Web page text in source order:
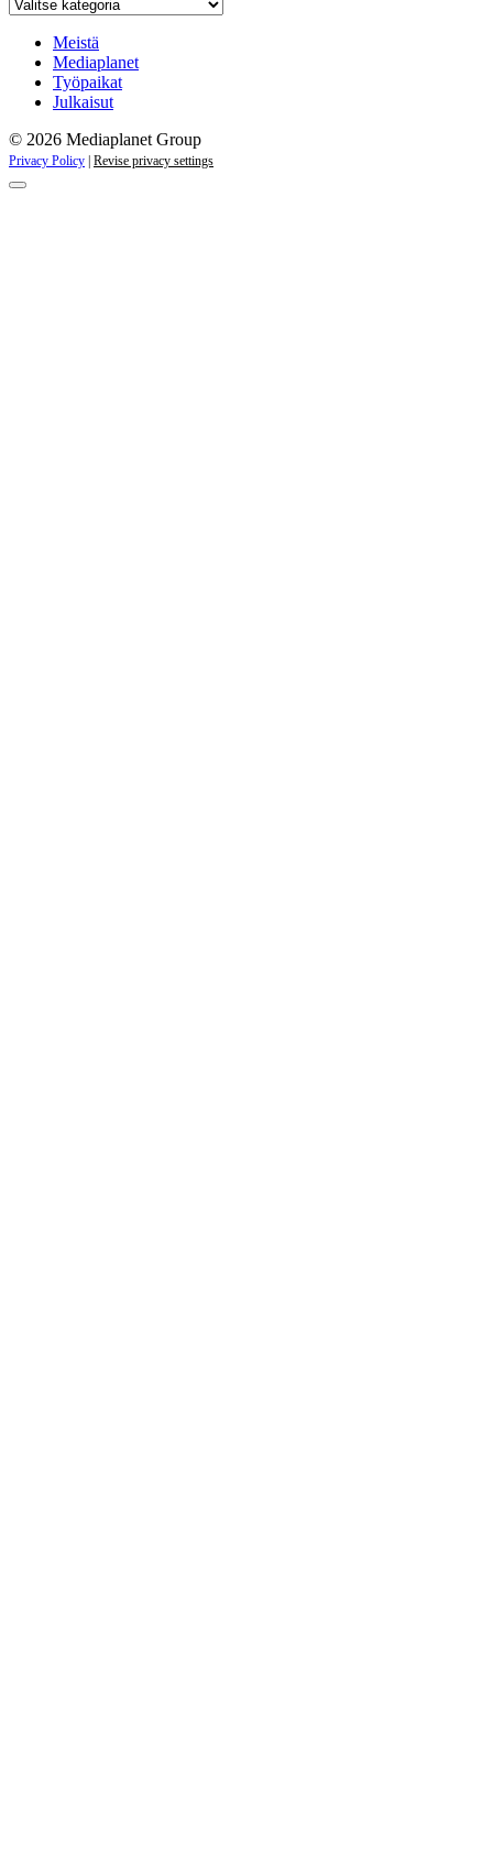
kampanjat
Meistä
Mediaplanet
Työpaikat
Julkaisut
© 2026 Mediaplanet Group
Privacy Policy Revise privacy settings